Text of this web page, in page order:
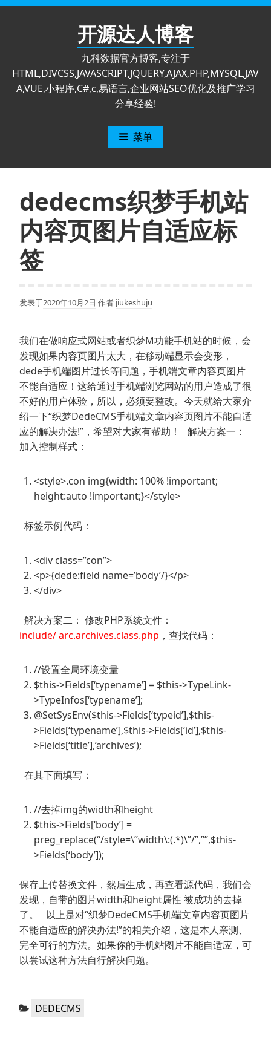
跳
开源达人博客
九科数据官方博客,专注于
HTML,DIVCSS,JAVASCRIPT,JQUERY,AJAX,PHP,MYSQL,JAV
A,VUE,小程序,C#,c,易语言,企业网站SEO优化及推广学习
分享经验!
菜单
dedecms织梦手机站
内容页图片自适应标
签
发表于2020年10月2日 作者 jiukeshuju
我们在做响应式网站或者织梦M功能手机站的时候，会
发现如果内容页图片太大，在移动端显示会变形，
dede手机端图片过长等问题，手机端文章内容页图片
不能自适应！这给通过手机端浏览网站的用户造成了很
不好的用户体验，所以，必须要整改。今天就给大家介
绍一下“织梦DedeCMS手机端文章内容页图片不能自适
应的解决办法!”，希望对大家有帮助！ 解决方案一：
加入控制样式：
<style>.con img{width: 100% !important;
height:auto !important;}</style>
标签示例代码：
<div class=”con”>
<p>{dede:field name=’body’/}</p>
</div>
解决方案二： 修改PHP系统文件：
include/ arc.archives.class.php ，查找代码：
//设置全局环境变量
$this->Fields[‘typename’] = $this->TypeLink-
>TypeInfos[‘typename’];
@SetSysEnv($this->Fields[‘typeid’],$this-
>Fields[‘typename’],$this->Fields[‘id’],$this-
>Fields[‘title’],’archives’);
在其下面填写：
//去掉img的width和height
$this->Fields[‘body’] =
preg_replace(“/style=\”width\:(.*)\”/”,””,$this-
>Fields[‘body’]);
保存上传替换文件，然后生成，再查看源代码，我们会
发现，自带的图片width和height属性 被成功的去掉
了。 以上是对“织梦DedeCMS手机端文章内容页图片
不能自适应的解决办法!”的相关介绍，这是本人亲测、
完全可行的方法。如果你的手机站图片不能自适应，可
以尝试这种方法自行解决问题。
分
DEDECMS